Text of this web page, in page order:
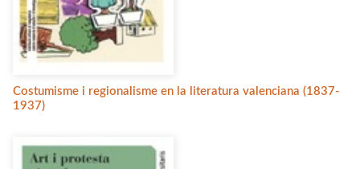
Costumisme i regionalisme en la literatura valenciana (1837-
1937)